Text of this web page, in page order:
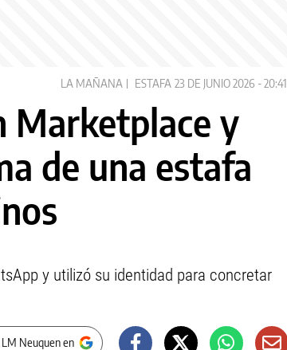
LA MAÑANA ESTAFA 23 DE JUNIO 2026 - 20:41
Marketplace y
de una estafa
y utilizó su identidad para concretar
Neuquen en